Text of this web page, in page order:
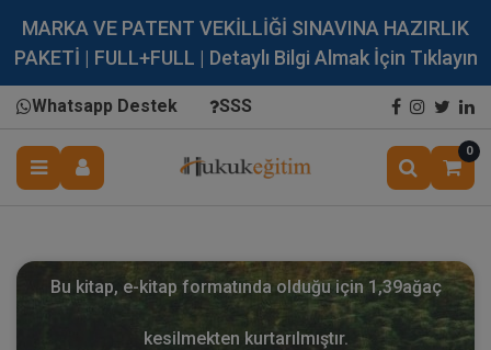
MARKA VE PATENT VEKİLLİĞİ SINAVINA HAZIRLIK
PAKETİ | FULL+FULL | Detaylı Bilgi Almak İçin Tıklayın
Whatsapp Destek SSS
0
Bu kitap, e-kitap formatında olduğu için 1,39ağaç
kesilmekten kurtarılmıştır.